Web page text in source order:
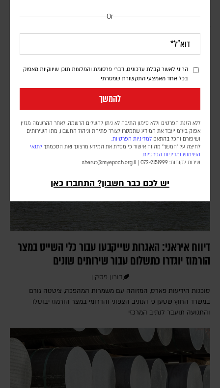
Or
הריני לאשר קבלת עדכונים, דברי פרסומת והמלצות תוכן שיווקיות מאפוק
בכל אחד מאמצעי התקשורת שמסרתי
להמשך
ללא הזנת הפרטים וללא סימון התיבה לא ניתן להשלים הרשמה. לאחר ההרשמה מגזין
אפוק בע״מ יעבד את המידע שתמסרו לצורך פתיחת וניהול החשבון, מתן השירותים
ושיפורם והכל בהתאם למדיניות הפרטיות.
לחיצה על "המשך" מהווה אישור כי מסרת את המידע מרצונך ואת הסכמתך לתנאי
השימוש ומדיניות הפרטיות.
שירות לקוחות: 072-2151999 |
sherut@myepoch.org.il
יש לכם כבר חשבון? התחברו כאן
בעקבות בקשתו של טראמפ – הפרלמנט באוגנדה אישר
שליחת חיילים לרצועת עזה במסגרת כוח הייצוב
הבין-לאומי
דורון פסקין
מספר החיילים ומועד פריסתם טרם פורסמו. הכוח הבין-לאומי עדיין לא
דיווח איראני: האגרות שייקבעו עבור כלי השייט במצר
הורמוז יוגדרו כתשלום עבור שירותים שונים
דורון פסקין
סוכנות הידיעות פארס, המזוהה עם משמרות המהפכה, ציטטה גורם
במשרד החוץ שטען כי הנתיב הצפוני והדרומי במצר הורמוז יבוטלו
והתנועה תועבר לנתיב המרכזי